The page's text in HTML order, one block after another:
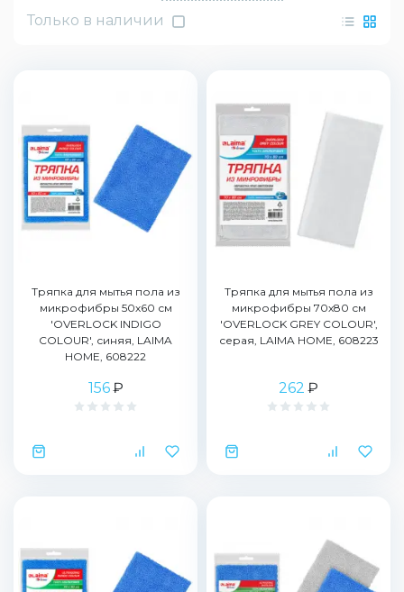
Только в наличии
Тряпка для мытья пола из
микрофибры 50х60 см
'OVERLOCK INDIGO
COLOUR', синяя, LAIMA
HOME, 608222
156₽
Тряпка для мытья пола из
микрофибры 70х80 см
'OVERLOCK GREY COLOUR',
серая, LAIMA HOME, 608223
262 ₽